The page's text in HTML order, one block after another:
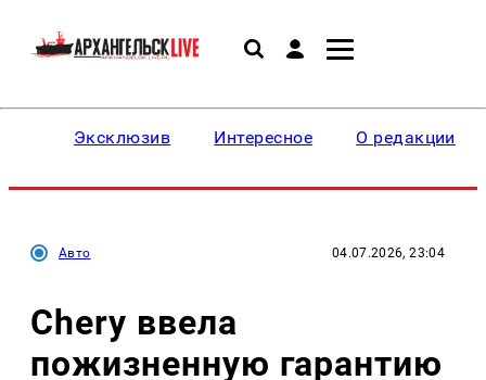
Эксклюзив Интересное О редакции
Авто 04.07.2026, 23:04
Chery ввела
пожизненную гарантию